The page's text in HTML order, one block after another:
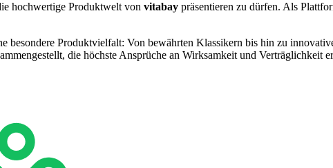
hochwertige Produktwelt von vitabay präsentieren zu dürfen. Als
besondere Produktvielfalt: Von bewährten Klassikern bis hin zu
die höchste Ansprüche an Wirksamkeit und Verträglichkeit